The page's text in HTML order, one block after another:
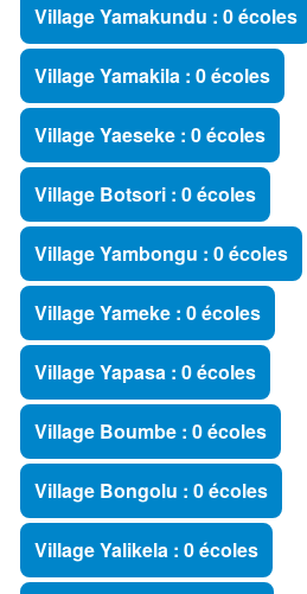
Village Yamakundu : 0 écoles
Village Yamakila : 0 écoles
Village Yaeseke : 0 écoles
Village Botsori : 0 écoles
Village Yambongu : 0 écoles
Village Yameke : 0 écoles
Village Yapasa : 0 écoles
Village Boumbe : 0 écoles
Village Bongolu : 0 écoles
Village Yalikela : 0 écoles